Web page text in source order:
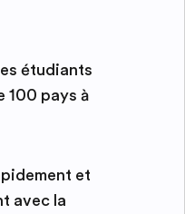
étudiants
100 pays à
et
avec la